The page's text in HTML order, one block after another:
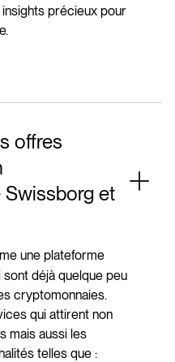
précieux pour
offres
et
une plateforme
déjà quelque peu
cryptomonnaies.
qui attirent non
mais aussi les
telles que :